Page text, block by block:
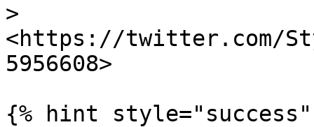
>
<https://twitter.com/
5956608>
{% hint style="success"